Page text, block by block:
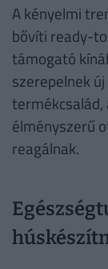
A kényelmi
bővíti ready-
támogató
szerepelnek
termékcsalád,
élményszerű
reagálnak.